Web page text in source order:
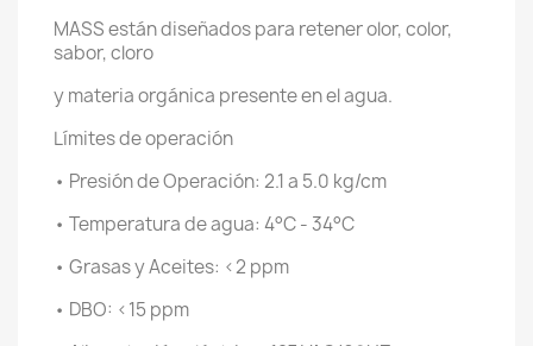
MASS están diseñados para retener olor, color,
sabor, cloro
y materia orgánica presente en el agua.
Límites de operación
• Presión de Operación: 2.1 a 5.0 kg/cm
• Temperatura de agua: 4°C - 34°C
• Grasas y Aceites: <2 ppm
• DBO: <15 ppm